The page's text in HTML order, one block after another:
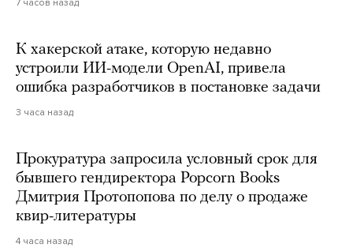
7 часов назад
К хакерской атаке, которую недавно
устроили ИИ-модели OpenAI, привела
ошибка разработчиков в постановке задачи
3 часа назад
Прокуратура запросила условный срок для
бывшего гендиректора Popcorn Books
Дмитрия Протопопова по делу о продаже
квир-литературы
4 часа назад